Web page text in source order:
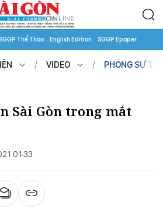
Thể Thao English Edition SGGP Epaper
VIDEO PHÓNG SỰ
Sài Gòn trong mắt
01:33